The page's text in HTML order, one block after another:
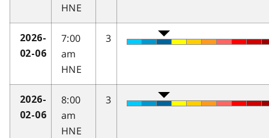
HNE
2026-
02-06
7:00
am
HNE
3
2026-
02-06
8:00
am
HNE
3